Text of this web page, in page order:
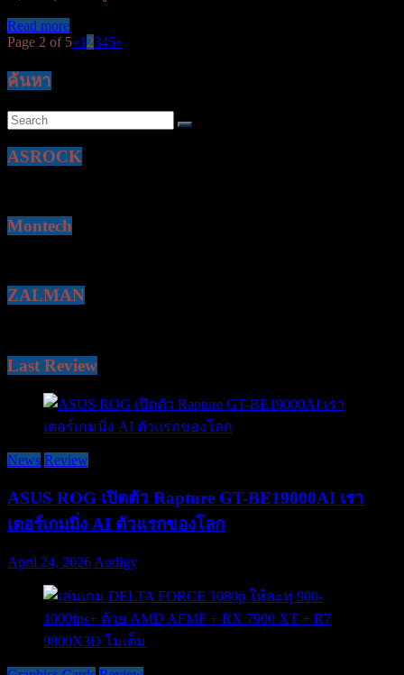
Read more
Page 2 of 5«12345»
ค้นหา
ASROCK
Montech
ZALMAN
Last Review
News Review
ASUS ROG เปิดตัว Rapture GT-BE19000AI เรา
เตอร์เกมมิ่ง AI ตัวแรกของโลก
April 24, 2026 Audigy